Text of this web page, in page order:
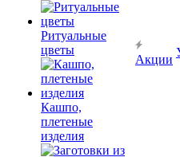
Ритуальные
цветы
Кашпо,
плетеные
изделия
Акции